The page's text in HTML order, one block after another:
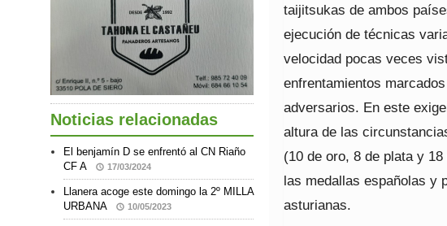
taijitsukas de ambos
ejecución de técnicas
velocidad pocas veces
enfrentamientos
adversarios. En este
altura de las
(10 de oro, 8 de plata y
las medallas españolas y
asturianas.
Noticias relacionadas
El benjamín D se enfrentó al CN Riaño
CF A
17/03/2024
Llanera acoge este domingo la 2º MILLA
URBANA
10/05/2023